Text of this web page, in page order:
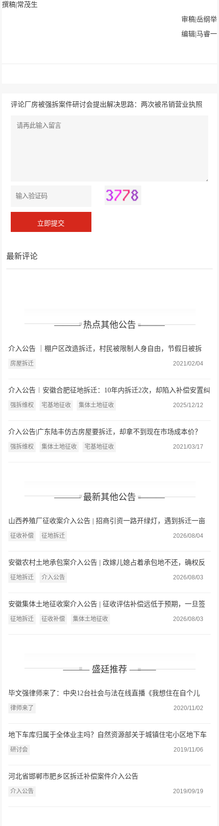
撰稿|常茂生
审稿|岳纲举
编辑|马睿一
评论厂房被强拆案件研讨会提出解决思路：两次被吊销营业执照
的原告是否有诉讼资格？
最新评论
——— 热点其他公告 ———
介入公告 ｜棚户区改造拆迁，村民被限制人身自由，节假日被拆
房？
房屋拆迁 2021/02/04
介入公告︱安徽合肥征地拆迁：10年内拆迁2次，却陷入补偿安置纠
纷
强拆维权 宅基地征收 集体土地征收 2025/12/12
介入公告|广东陆丰仿古房屋要拆迁，却拿不到现在市场成本价？
强拆维权 集体土地征收 宅基地征收 2021/03/17
——— 最新其他公告 ———
山西养殖厂征收案介入公告 | 招商引资一路开绿灯，遇到拆迁一亩
就只给三万九？山西养殖户委托盛廷律师介入
征收补偿 征地拆迁 2026/08/04
安徽农村土地承包案介入公告 | 改嫁儿媳占着承包地不还，确权反
被多认3.1亩？盛廷律师介入维权
征地拆迁 介入公告 2026/08/03
安徽集体土地征收案介入公告 | 征收评估补偿远低于预期，一旦签
字就要亏钱拆迁？盛廷律师介入维权
征地拆迁 征收补偿 集体土地征收 2026/08/03
——— 盛廷推荐 ———
毕文强律师来了：中央12台社会与法在线直播《我想住在自个儿
家》
律师来了 2020/11/02
地下车库归属于全体业主吗？自然资源部关于城镇住宅小区地下车
位（库）确权登记若干问题的意见（征求意见稿）》研讨会在盛廷
研讨会 2019/11/06
河北省邯郸市肥乡区拆迁补偿案件介入公告
介入公告 2019/09/19